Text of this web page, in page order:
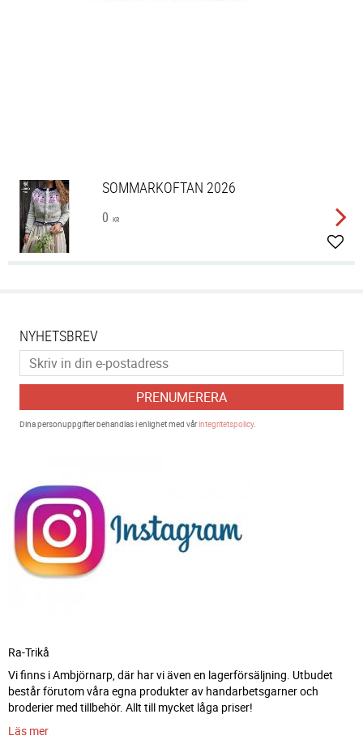
SOMMARKOFTAN 2026
0 KR
NYHETSBREV
PRENUMERERA
Dina personuppgifter behandlas i enlighet med vårintegritetspolicy.
Ra-Trikå
Vi finns i Ambjörnarp, där har vi även en lagerförsäljning. Utbudet
består förutom våra egna produkter av handarbetsgarner och
broderier med tillbehör. Allt till mycket låga priser!
Läs mer